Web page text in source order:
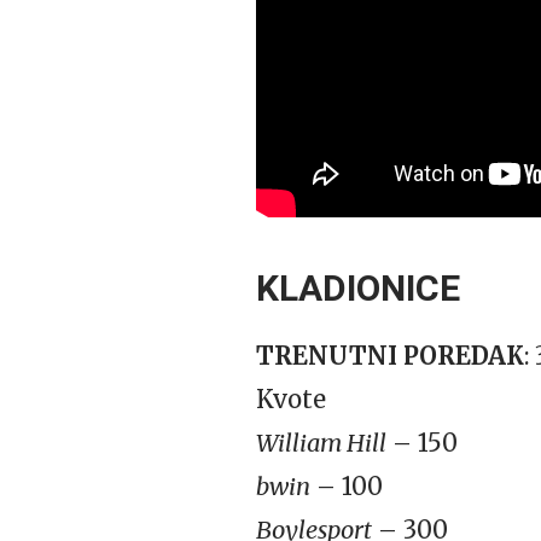
KLADIONICE
TRENUTNI POREDAK:
Kvote
William Hill – 150
bwin – 100
Boylesport – 300